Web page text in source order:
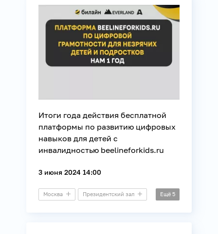
Итоги года действия бесплатной
платформы по развитию цифровых
навыков для детей с
инвалидностью beelineforkids.ru
3 июня 2024 14:00
Москва Президентский зал Ещё 5